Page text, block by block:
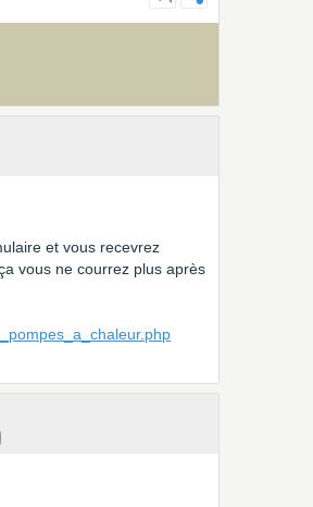
et vous recevrez
vous ne courrez plus après